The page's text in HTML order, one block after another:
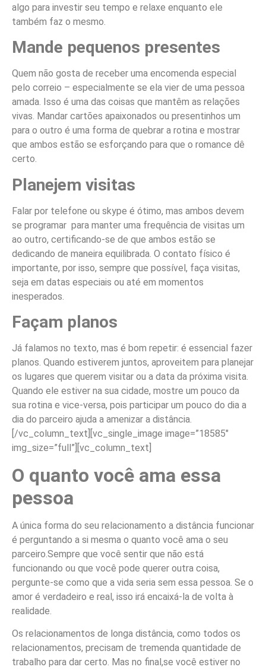
algo para investir seu tempo e relaxe enquanto ele
também faz o mesmo.
Mande pequenos presentes
Quem não gosta de receber uma encomenda especial
pelo correio – especialmente se ela vier de uma pessoa
amada. Isso é uma das coisas que mantêm as relações
vivas. Mandar cartões apaixonados ou presentinhos um
para o outro é uma forma de quebrar a rotina e mostrar
que ambos estão se esforçando para que o romance dê
certo.
Planejem visitas
Falar por telefone ou skype é ótimo, mas ambos devem
se programar para manter uma frequência de visitas um
ao outro, certificando-se de que ambos estão se
dedicando de maneira equilibrada. O contato físico é
importante, por isso, sempre que possível, faça visitas,
seja em datas especiais ou até em momentos
inesperados.
Façam planos
Já falamos no texto, mas é bom repetir: é essencial fazer
planos. Quando estiverem juntos, aproveitem para planejar
os lugares que querem visitar ou a data da próxima visita.
Quando ele estiver na sua cidade, mostre um pouco da
sua rotina e vice-versa, pois participar um pouco do dia a
dia do parceiro ajuda a amenizar a distância.
[/vc_column_text][vc_single_image image=”18585″
img_size=”full”][vc_column_text]
O quanto você ama essa
pessoa
A única forma do seu relacionamento a distância funcionar
é perguntando a si mesma o quanto você ama o seu
parceiro.Sempre que você sentir que não está
funcionando ou que você pode querer outra coisa,
pergunte-se como que a vida seria sem essa pessoa. Se o
amor é verdadeiro e real, isso irá encaixá-la de volta à
realidade.
Os relacionamentos de longa distância, como todos os
relacionamentos, precisam de tremenda quantidade de
trabalho para dar certo. Mas no final,se você estiver no